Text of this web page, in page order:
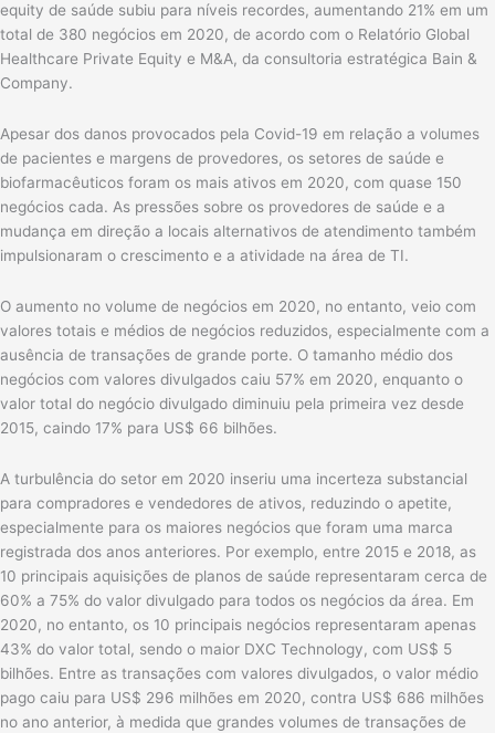
equity de saúde subiu para níveis recordes, aumentando 21% em um
total de 380 negócios em 2020, de acordo com o Relatório Global
Healthcare Private Equity e M&A, da consultoria estratégica Bain &
Company.
Apesar dos danos provocados pela Covid-19 em relação a volumes
de pacientes e margens de provedores, os setores de saúde e
biofarmacêuticos foram os mais ativos em 2020, com quase 150
negócios cada. As pressões sobre os provedores de saúde e a
mudança em direção a locais alternativos de atendimento também
impulsionaram o crescimento e a atividade na área de TI.
O aumento no volume de negócios em 2020, no entanto, veio com
valores totais e médios de negócios reduzidos, especialmente com a
ausência de transações de grande porte. O tamanho médio dos
negócios com valores divulgados caiu 57% em 2020, enquanto o
valor total do negócio divulgado diminuiu pela primeira vez desde
2015, caindo 17% para US$ 66 bilhões.
A turbulência do setor em 2020 inseriu uma incerteza substancial
para compradores e vendedores de ativos, reduzindo o apetite,
especialmente para os maiores negócios que foram uma marca
registrada dos anos anteriores. Por exemplo, entre 2015 e 2018, as
10 principais aquisições de planos de saúde representaram cerca de
60% a 75% do valor divulgado para todos os negócios da área. Em
2020, no entanto, os 10 principais negócios representaram apenas
43% do valor total, sendo o maior DXC Technology, com US$ 5
bilhões. Entre as transações com valores divulgados, o valor médio
pago caiu para US$ 296 milhões em 2020, contra US$ 686 milhões
no ano anterior, à medida que grandes volumes de transações de